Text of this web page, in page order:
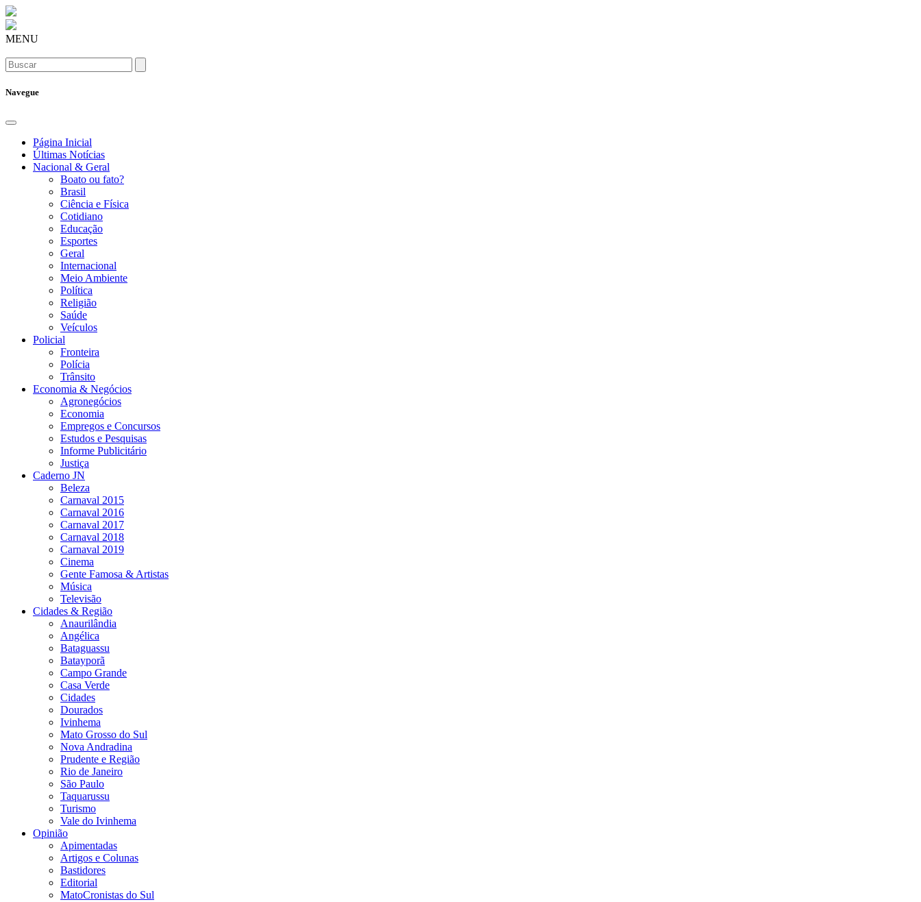
MENU
Navegue
Página Inicial
Últimas Notícias
Nacional & Geral
Boato ou fato?
Brasil
Ciência e Física
Cotidiano
Educação
Esportes
Geral
Internacional
Meio Ambiente
Política
Religião
Saúde
Veículos
Policial
Fronteira
Polícia
Trânsito
Economia & Negócios
Agronegócios
Economia
Empregos e Concursos
Estudos e Pesquisas
Informe Publicitário
Justiça
Caderno JN
Beleza
Carnaval 2015
Carnaval 2016
Carnaval 2017
Carnaval 2018
Carnaval 2019
Cinema
Gente Famosa & Artistas
Música
Televisão
Cidades & Região
Anaurilândia
Angélica
Bataguassu
Batayporã
Campo Grande
Casa Verde
Cidades
Dourados
Ivinhema
Mato Grosso do Sul
Nova Andradina
Prudente e Região
Rio de Janeiro
São Paulo
Taquarussu
Turismo
Vale do Ivinhema
Opinião
Apimentadas
Artigos e Colunas
Bastidores
Editorial
MatoCronistas do Sul